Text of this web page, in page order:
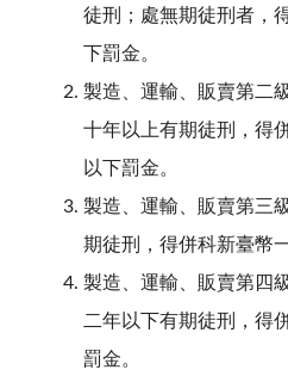
徒刑；處無期徒刑者，
下罰金。
製造、運輸、販賣第二
十年以上有期徒刑，得
以下罰金。
製造、運輸、販賣第三
期徒刑，得併科新臺幣
製造、運輸、販賣第四
二年以下有期徒刑，得
罰金。